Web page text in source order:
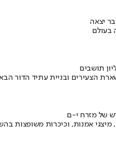
יצאה
בעולם
הצעירים ובניית עתיד הדור
של מזרח י-ם